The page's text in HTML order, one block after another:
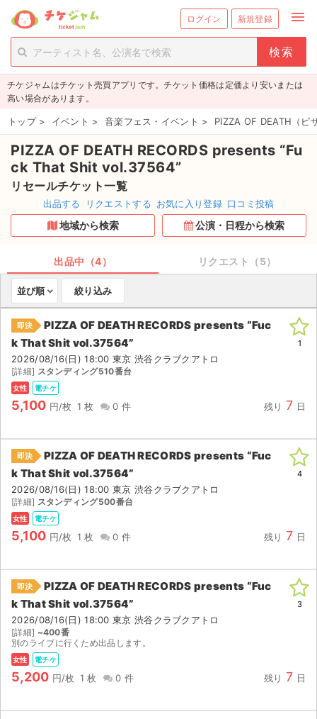
ログイン 新規登録 menu
person_add 新規会員登録
チケットを探す
新着チケット
値下げしたチケット
都道府県からチケットを探す
もうすぐ開催のチケット
取扱チケット
ライブ・コンサート（国内）
ライブ・コンサート（海外）
イベント
スポーツ
ご利用ガイド
ご利用ガイド
手数料・お支払い方法
AIに質問する
よくある質問
お知らせ
チケジャムはチケット売買アプリです。チケット価格は定価より安いまたは
高い場合があります。
トップ > イベント > 音楽フェス・イベント > PIZZA OF DEATH（ピ
PIZZA OF DEATH RECORDS presents “Fu
ck That Shit vol.37564”
リセールチケット一覧
出品する リクエストする お気に入り登録 口コミ投稿
地域から検索 公演・日程から検索
出品中（4） リクエスト（5）
並び順 絞り込み
即決
PIZZA OF DEATH RECORDS presents “Fuc
k That Shit vol.37564”
2026/08/16(日) 18:00 東京 渋谷クラブクアトロ
[詳細] スタンディング510番台
女性 電チケ
5,100 円/枚 1 枚 0 件 残り 7 日
1
即決
PIZZA OF DEATH RECORDS presents “Fuc
k That Shit vol.37564”
2026/08/16(日) 18:00 東京 渋谷クラブクアトロ
[詳細] スタンディング500番台
女性 電チケ
5,100 円/枚 1 枚 0 件 残り 7 日
4
即決
PIZZA OF DEATH RECORDS presents “Fuc
k That Shit vol.37564”
2026/08/16(日) 18:00 東京 渋谷クラブクアトロ
[詳細] ~400番
別のライブに行くため出品します。
女性 電チケ
5,200 円/枚 1 枚 0 件 残り 7 日
3